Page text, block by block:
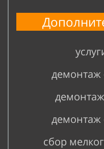
демонтаж
демонтаж
сбор